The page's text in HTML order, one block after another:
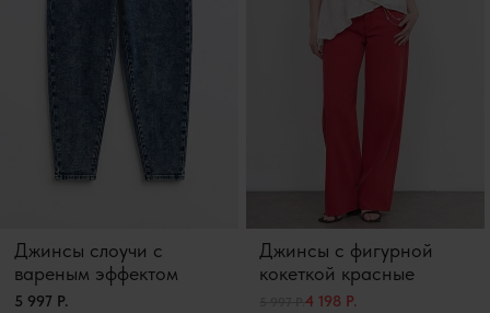
Джинсы слоучи с
вареным эффектом
5 997 Р.
Джинсы с фигурной
кокеткой красные
5 997 Р.4 198 Р.